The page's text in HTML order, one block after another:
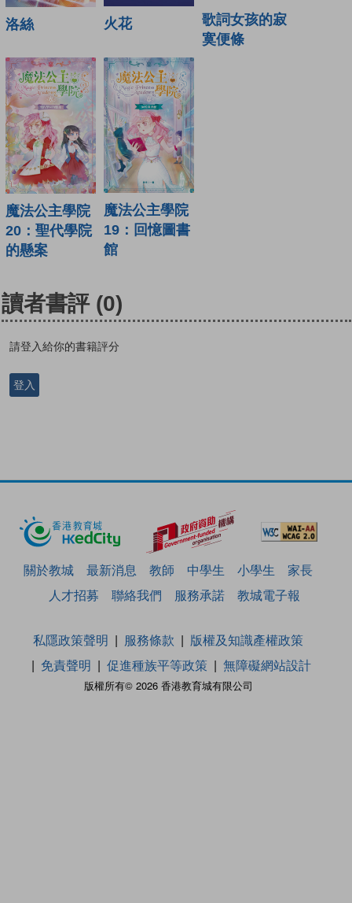
洛絲 火花
歌詞女孩的寂
寞便條
魔法公主學院
20：聖代學院
的懸案
魔法公主學院
19：回憶圖書
館
讀者書評 (0)
請登入給你的書籍評分
登入
關於教城 最新消息 教師 中學生 小學生
家長
人才招募
聯絡我們 服務承諾 教城電子報
版權所有© 2026 香港教育城有限公司
私隱政策聲明 服務條款
版權及知識產權政策
免責聲明
促進種族平等政策 無障礙網站設計